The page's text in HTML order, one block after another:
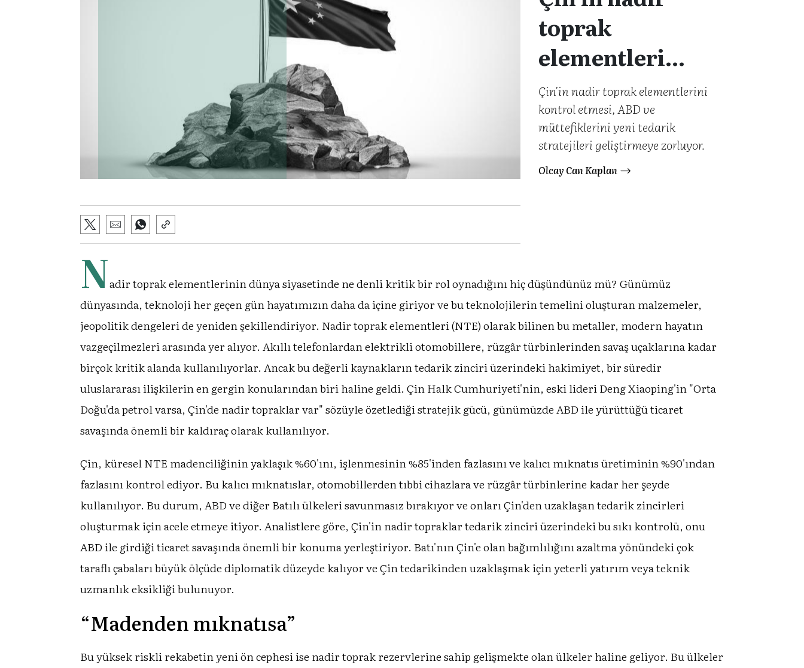
toprak
elementleri
hakimiyeti ve
teknolojik
gelecek
Çin'in nadir toprak elementlerini
kontrol etmesi, ABD ve
müttefiklerini yeni tedarik
stratejileri geliştirmeye zorluyor.
Olcay Can Kaplan
Nadir toprak elementlerinin dünya siyasetinde ne denli kritik bir rol oynadığını hiç düşündünüz mü? Günümüz
dünyasında, teknoloji her geçen gün hayatımızın daha da içine giriyor ve bu teknolojilerin temelini oluşturan malzemeler,
jeopolitik dengeleri de yeniden şekillendiriyor. Nadir toprak elementleri (NTE) olarak bilinen bu metaller, modern hayatın
vazgeçilmezleri arasında yer alıyor. Akıllı telefonlardan elektrikli otomobillere, rüzgâr türbinlerinden savaş uçaklarına kadar
birçok kritik alanda kullanılıyorlar. Ancak bu değerli kaynakların tedarik zinciri üzerindeki hakimiyet, bir süredir
uluslararası ilişkilerin en gergin konularından biri haline geldi. Çin Halk Cumhuriyeti'nin, eski lideri Deng Xiaoping'in "Orta
Doğu'da petrol varsa, Çin'de nadir topraklar var" sözüyle özetlediği stratejik gücü, günümüzde ABD ile yürüttüğü ticaret
savaşında önemli bir kaldıraç olarak kullanılıyor.
Çin, küresel NTE madenciliğinin yaklaşık %60'ını, işlenmesinin %85'inden fazlasını ve kalıcı mıknatıs üretiminin %90'ından
fazlasını kontrol ediyor. Bu kalıcı mıknatıslar, otomobillerden tıbbi cihazlara ve rüzgâr türbinlerine kadar her şeyde
kullanılıyor. Bu durum, ABD ve diğer Batılı ülkeleri savunmasız bırakıyor ve onları Çin'den uzaklaşan tedarik zincirleri
oluşturmak için acele etmeye itiyor. Analistlere göre, Çin'in nadir topraklar tedarik zinciri üzerindeki bu sıkı kontrolü, onu
ABD ile girdiği ticaret savaşında önemli bir konuma yerleştiriyor. Batı'nın Çin'e olan bağımlılığını azaltma yönündeki çok
taraflı çabaları büyük ölçüde diplomatik düzeyde kalıyor ve Çin tedarikinden uzaklaşmak için yeterli yatırım veya teknik
uzmanlık eksikliği bulunuyor.
“Madenden mıknatısa”
Bu yüksek riskli rekabetin yeni ön cephesi ise nadir toprak rezervlerine sahip gelişmekte olan ülkeler haline geliyor. Bu ülkeler